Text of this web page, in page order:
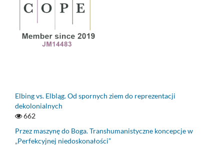
Elbing vs. Elbląg. Od spornych ziem do reprezentacji
dekolonialnych
662
Przez maszynę do Boga. Transhumanistyczne koncepcje w
„Perfekcyjnej niedoskonałości”